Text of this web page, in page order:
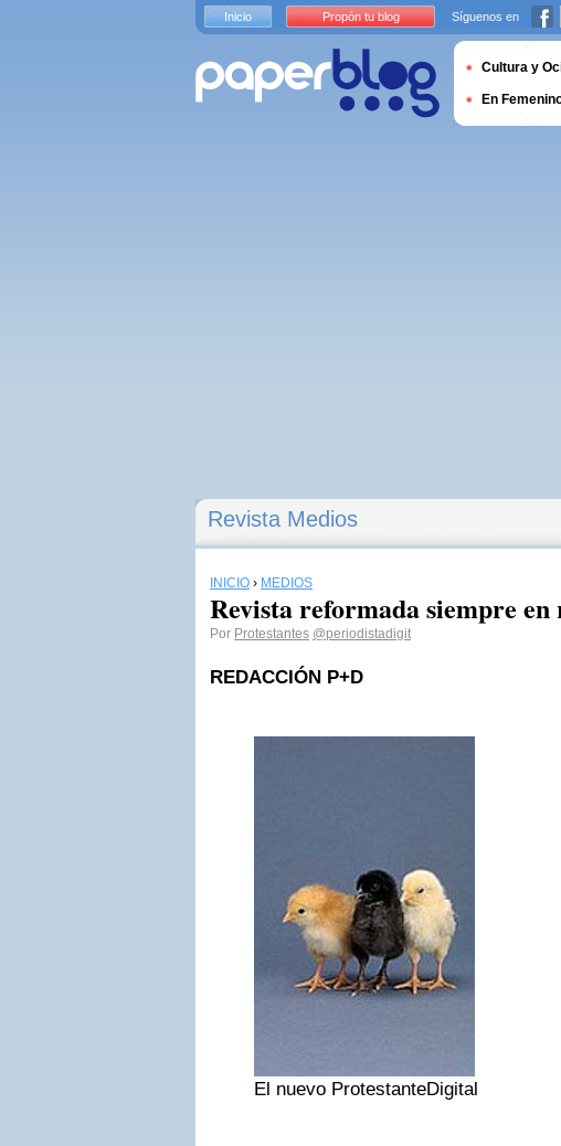
Revista Medios
INICIO › MEDIOS
Revista reformada siempre
Por Protestantes @periodistadigit
REDACCIÓN P+D
El nuevo ProtestanteDigital
Inicio Propón tu blog Síguenos en
Cultura y
En